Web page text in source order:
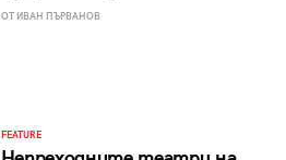
ОТ ИВАН ПЪРВАНОВ
FEATURE